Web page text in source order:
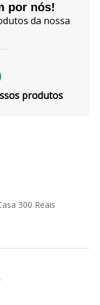
por nós!
da nossa
produtos
300 Reais